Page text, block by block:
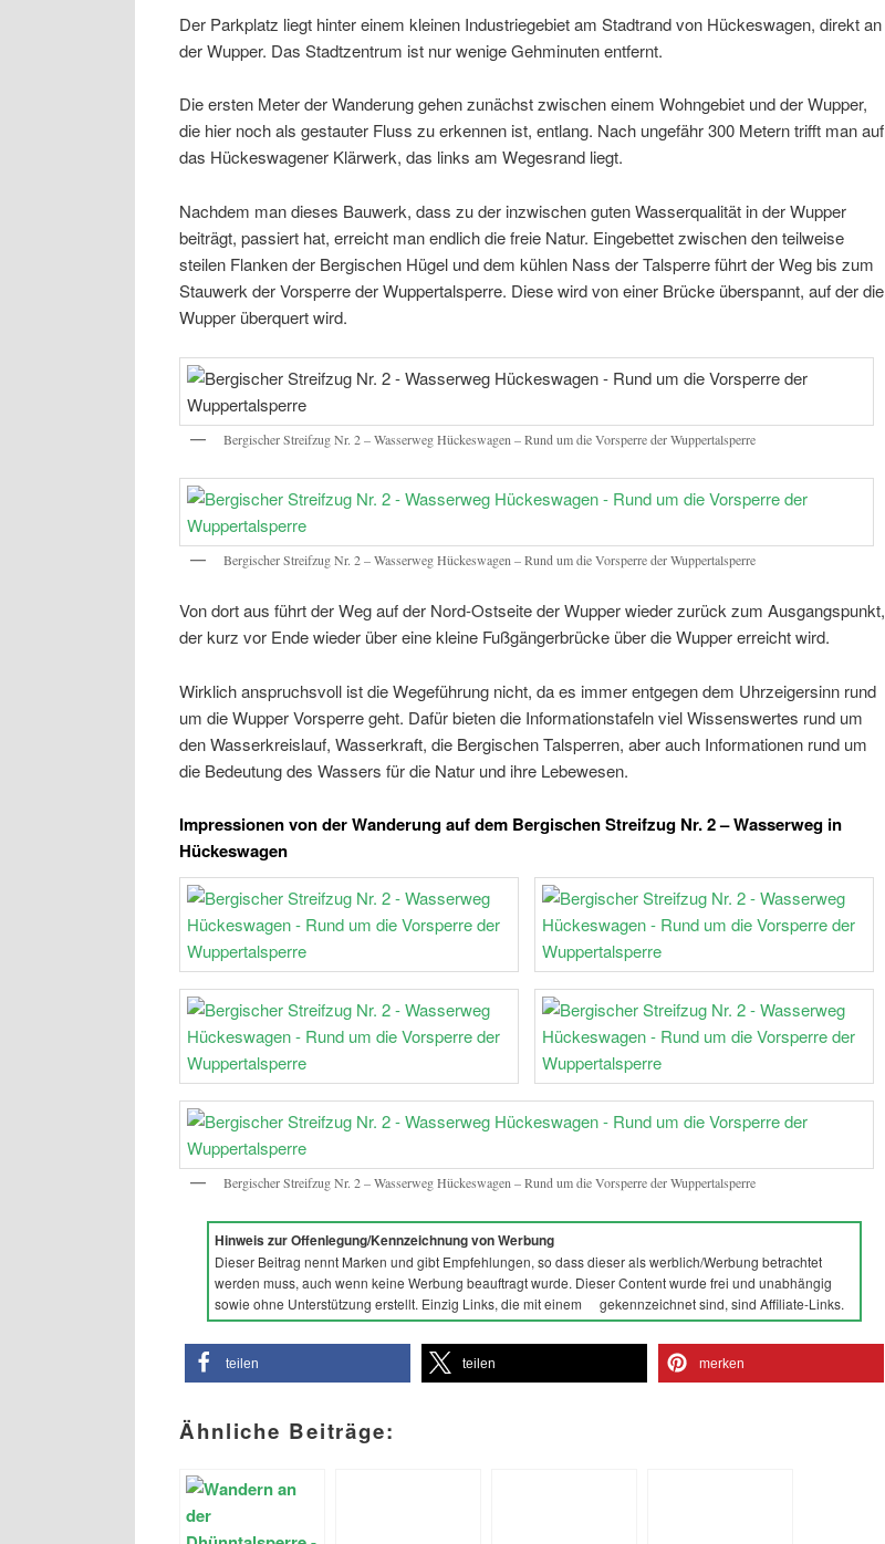
Der Parkplatz liegt hinter einem kleinen Industriegebiet am Stadtrand von Hückeswagen, direkt an
der Wupper. Das Stadtzentrum ist nur wenige Gehminuten entfernt.
Die ersten Meter der Wanderung gehen zunächst zwischen einem Wohngebiet und der Wupper,
die hier noch als gestauter Fluss zu erkennen ist, entlang. Nach ungefähr 300 Metern trifft man auf
das Hückeswagener Klärwerk, das links am Wegesrand liegt.
Nachdem man dieses Bauwerk, dass zu der inzwischen guten Wasserqualität in der Wupper
beiträgt, passiert hat, erreicht man endlich die freie Natur. Eingebettet zwischen den teilweise
steilen Flanken der Bergischen Hügel und dem kühlen Nass der Talsperre führt der Weg bis zum
Stauwerk der Vorsperre der Wuppertalsperre. Diese wird von einer Brücke überspannt, auf der die
Wupper überquert wird.
Bergischer Streifzug Nr. 2 – Wasserweg Hückeswagen – Rund um die Vorsperre der Wuppertalsperre
Bergischer Streifzug Nr. 2 – Wasserweg Hückeswagen – Rund um die Vorsperre der Wuppertalsperre
Von dort aus führt der Weg auf der Nord-Ostseite der Wupper wieder zurück zum Ausgangspunkt,
der kurz vor Ende wieder über eine kleine Fußgängerbrücke über die Wupper erreicht wird.
Wirklich anspruchsvoll ist die Wegeführung nicht, da es immer entgegen dem Uhrzeigersinn rund
um die Wupper Vorsperre geht. Dafür bieten die Informationstafeln viel Wissenswertes rund um
den Wasserkreislauf, Wasserkraft, die Bergischen Talsperren, aber auch Informationen rund um
die Bedeutung des Wassers für die Natur und ihre Lebewesen.
Impressionen von der Wanderung auf dem Bergischen Streifzug Nr. 2 – Wasserweg in
Hückeswagen
Bergischer Streifzug Nr. 2 – Wasserweg Hückeswagen – Rund um die Vorsperre der Wuppertalsperre
Hinweis zur Offenlegung/Kennzeichnung von Werbung
Dieser Beitrag nennt Marken und gibt Empfehlungen, so dass dieser als werblich/Werbung betrachtet
werden muss, auch wenn keine Werbung beauftragt wurde. Dieser Content wurde frei und unabhängig
sowie ohne Unterstützung erstellt. Einzig Links, die mit einem
gekennzeichnet sind, sind Affiliate-Links.
teilen teilen merken
Ähnliche Beiträge: